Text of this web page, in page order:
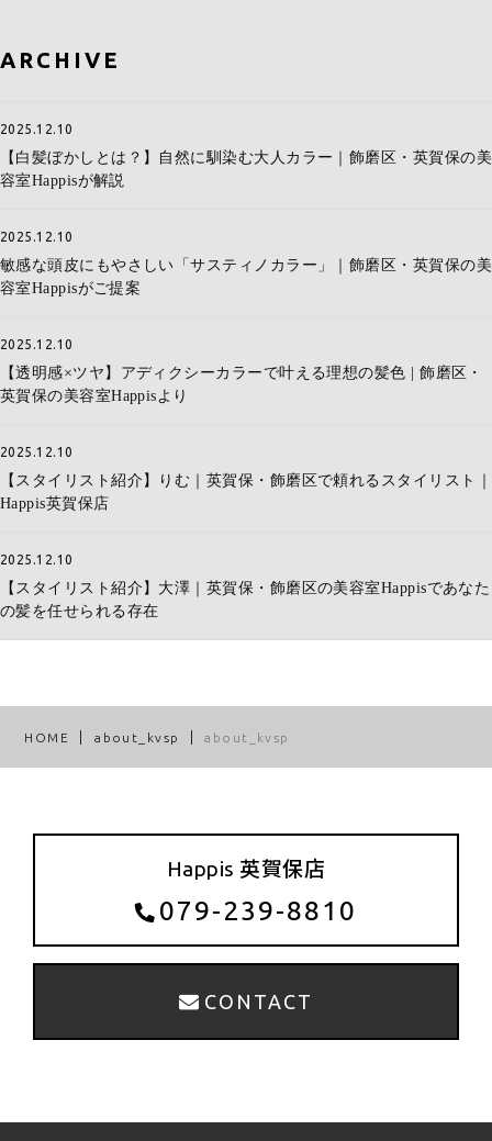
ARCHIVE
2025.12.10
【白髪ぼかしとは？】自然に馴染む大人カラー｜飾磨区・英賀保の美
容室Happisが解説
2025.12.10
敏感な頭皮にもやさしい「サスティノカラー」｜飾磨区・英賀保の美
容室Happisがご提案
2025.12.10
【透明感×ツヤ】アディクシーカラーで叶える理想の髪色 | 飾磨区・
英賀保の美容室Happisより
2025.12.10
【スタイリスト紹介】りむ｜英賀保・飾磨区で頼れるスタイリスト｜
Happis英賀保店
2025.12.10
【スタイリスト紹介】大澤｜英賀保・飾磨区の美容室Happisであなた
の髪を任せられる存在
HOME about_kvsp about_kvsp
Happis 英賀保店
079-239-8810
CONTACT